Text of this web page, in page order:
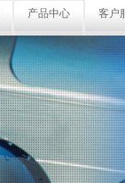
产品中心 客户